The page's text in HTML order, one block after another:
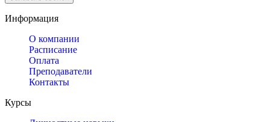
Информация
О компании
Расписание
Оплата
Преподаватели
Контакты
Курсы